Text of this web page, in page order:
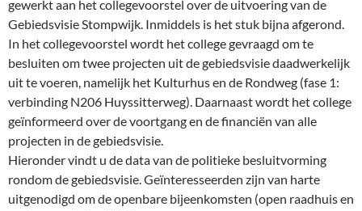
gewerkt aan het collegevoorstel over de uitvoering van de
Gebiedsvisie Stompwijk. Inmiddels is het stuk bijna afgerond.
In het collegevoorstel wordt het college gevraagd om te
besluiten om twee projecten uit de gebiedsvisie daadwerkelijk
uit te voeren, namelijk het Kulturhus en de Rondweg (fase 1:
verbinding N206 Huyssitterweg). Daarnaast wordt het college
geïnformeerd over de voortgang en de financiën van alle
projecten in de gebiedsvisie.
Hieronder vindt u de data van de politieke besluitvorming
rondom de gebiedsvisie. Geïnteresseerden zijn van harte
uitgenodigd om de openbare bijeenkomsten (open raadhuis en